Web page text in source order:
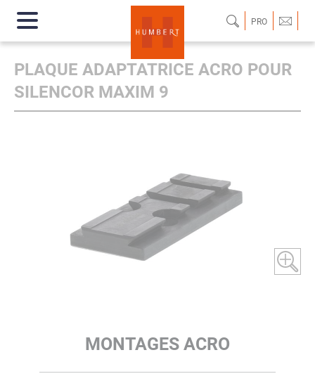
PRO
PLAQUE ADAPTATRICE ACRO POUR
SILENCOR MAXIM 9
MONTAGES ACRO